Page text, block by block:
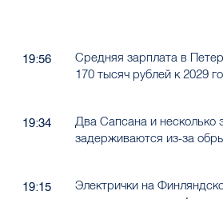
19:56
Средняя зарплата в
170 тысяч рублей к 2029
19:34
Два Сапсана и несколько
задерживаются из-за
19:15
Электрички на